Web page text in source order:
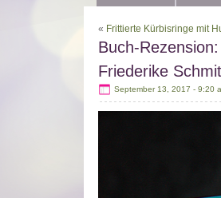
« Frittierte Kürbisringe mit
Buch-
Friederike
September 13, 2017 - 9:20